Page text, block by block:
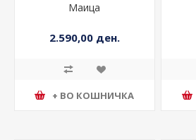
Маица
2.590,00 ден.
+ ВО КОШНИЧКА